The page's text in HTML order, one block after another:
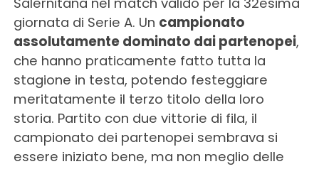
giornata di Serie A. Un campionato
assolutamente dominato dai partenopei,
che hanno praticamente fatto tutta la
stagione in testa, potendo festeggiare
meritatamente il terzo titolo della loro
storia. Partito con due vittorie di fila, il
campionato dei partenopei sembrava si
essere iniziato bene, ma non meglio delle